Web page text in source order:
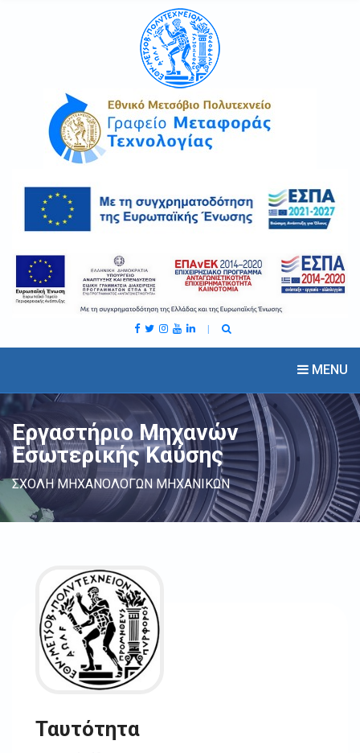
MENU
Εργαστήριο Μηχανών
Εσωτερικής Καύσης
ΣΧΟΛΗ ΜΗΧΑΝΟΛΟΓΩΝ ΜΗΧΑΝΙΚΩΝ
Ταυτότητα